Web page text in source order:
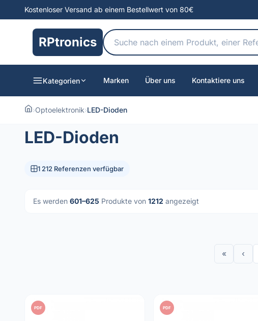
Kostenloser Versand ab einem Bestellwert von 80€
RPtronics
Kategorien Marken Über uns Kontaktiere uns
›Optoelektronik›LED-Dioden
LED-Dioden
1 212 Referenzen verfügbar
Es werden 601–625 Produkte von 1212 angezeigt
« ‹
PDF PDF